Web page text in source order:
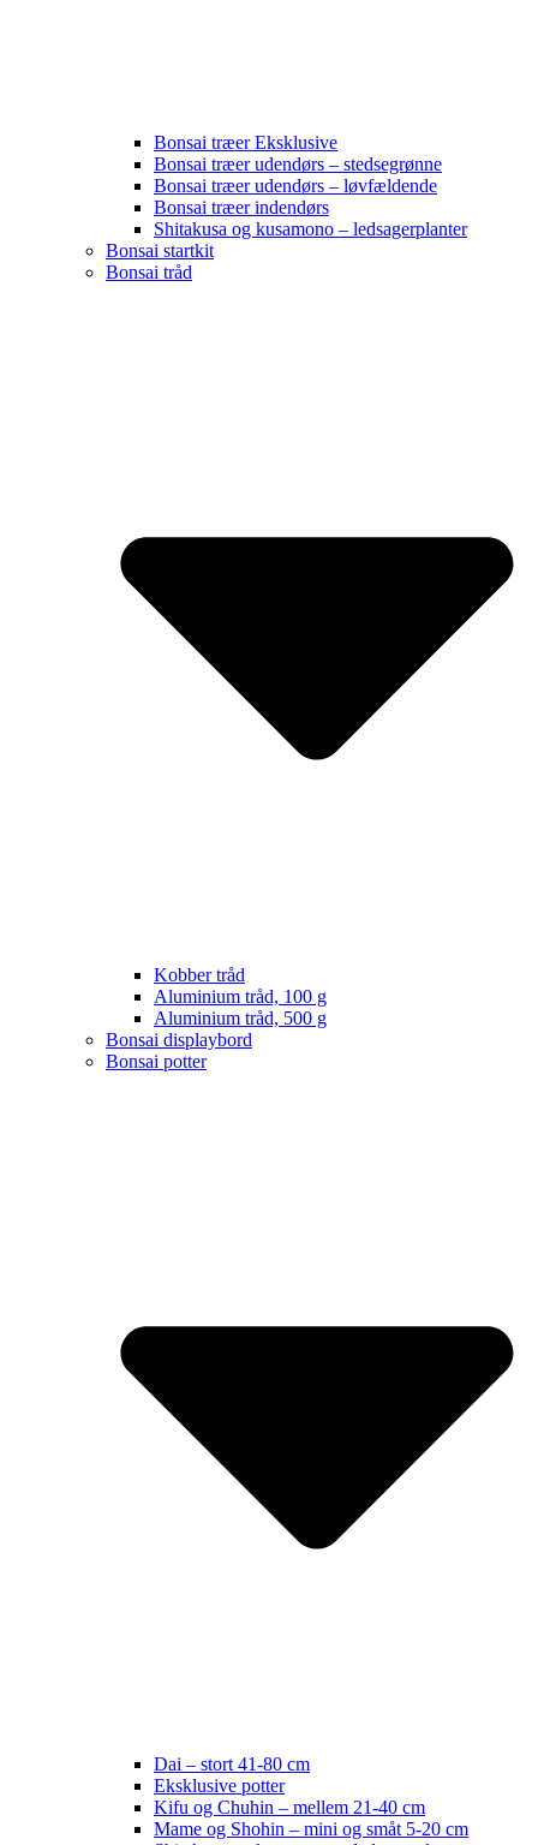
Bonsai træer Eksklusive
Bonsai træer udendørs – stedsegrønne
Bonsai træer udendørs – løvfældende
Bonsai træer indendørs
Shitakusa og kusamono – ledsagerplanter
Bonsai startkit
Bonsai tråd
Kobber tråd
Aluminium tråd, 100 g
Aluminium tråd, 500 g
Bonsai displaybord
Bonsai potter
Dai – stort 41-80 cm
Eksklusive potter
Kifu og Chuhin – mellem 21-40 cm
Mame og Shohin – mini og småt 5-20 cm